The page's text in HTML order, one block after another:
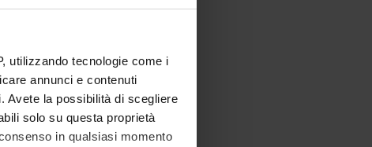
utilizzando tecnologie come i
annunci e contenuti
Avete la possibilità di scegliere
solo su questa proprietà
in qualsiasi momento
IT | 277Kb